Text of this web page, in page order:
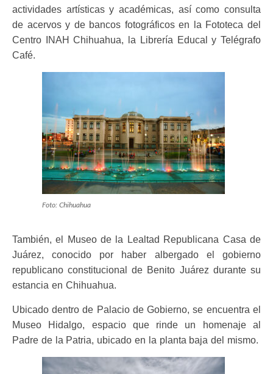
actividades artísticas y académicas, así como consulta
de acervos y de bancos fotográficos en la Fototeca del
Centro INAH Chihuahua, la Librería Educal y Telégrafo
Café.
Foto: Chihuahua
También, el Museo de la Lealtad Republicana Casa de
Juárez, conocido por haber albergado el gobierno
republicano constitucional de Benito Juárez durante su
estancia en Chihuahua.
Ubicado dentro de Palacio de Gobierno, se encuentra el
Museo Hidalgo, espacio que rinde un homenaje al
Padre de la Patria, ubicado en la planta baja del mismo.